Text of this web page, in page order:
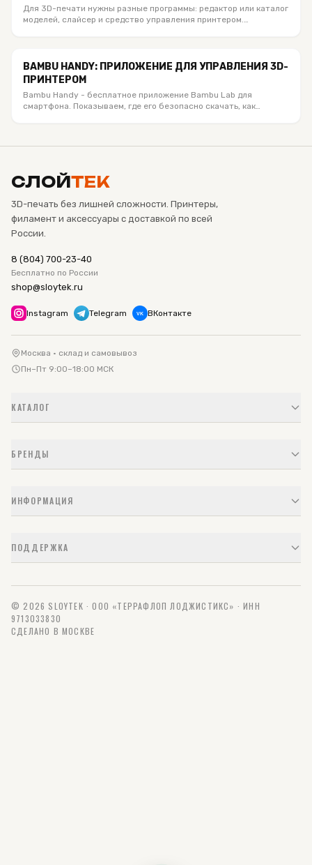
Для 3D-печати нужны разные программы: редактор или каталог
моделей, слайсер и средство управления принтером.
BAMBU HANDY: ПРИЛОЖЕНИЕ ДЛЯ УПРАВЛЕНИЯ 3D-
ПРИНТЕРОМ
Bambu Handy - бесплатное приложение Bambu Lab для
смартфона. Показываем, где его безопасно скачать, как
СЛОЙТЕК
3D-печать без лишней сложности. Принтеры,
филамент и аксессуары с доставкой по всей
России.
8 (804) 700-23-40
Бесплатно по России
shop@sloytek.ru
Instagram Telegram VK ВКонтакте
Москва · склад и самовывоз
Пн–Пт 9:00–18:00 МСК
КАТАЛОГ
БРЕНДЫ
ИНФОРМАЦИЯ
ПОДДЕРЖКА
© 2026 SLOYTEK · ООО «ТЕРРАФЛОП ЛОДЖИСТИКС» · ИНН
9713033830
СДЕЛАНО В МОСКВЕ